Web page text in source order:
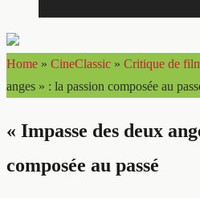
Home » CineClassic » Critique de
anges » : la passion composée au
« Impasse des deux
composée au passé